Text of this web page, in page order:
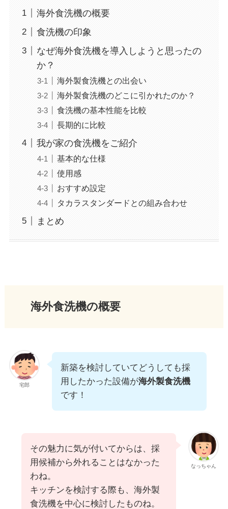
海外食洗機の概要
食洗機の印象
なぜ海外食洗機を導入しようと思ったの
か？
海外製食洗機との出会い
海外製食洗機のどこに引かれたのか？
食洗機の基本性能を比較
長期的に比較
我が家の食洗機をご紹介
基本的な仕様
使用感
おすすめ設定
タカラスタンダードとの組み合わせ
まとめ
海外食洗機の概要
宅郎
新築を検討していてどうしても採
用したかった設備が海外製食洗機
です！
なっちゃん
その魅力に気が付いてからは、採
用候補から外れることはなかった
わね。
キッチンを検討する際も、海外製
食洗機を中心に検討したものね。